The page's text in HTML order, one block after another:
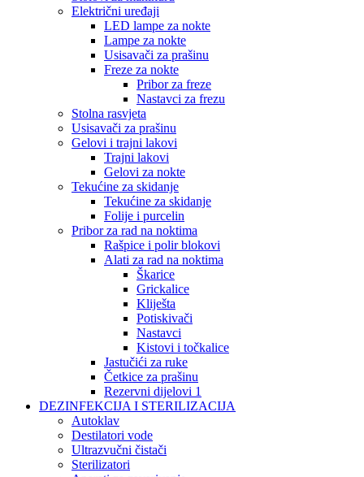
Električni uređaji
LED lampe za nokte
Lampe za nokte
Usisavači za prašinu
Freze za nokte
Pribor za freze
Nastavci za frezu
Stolna rasvjeta
Usisavači za prašinu
Gelovi i trajni lakovi
Trajni lakovi
Gelovi za nokte
Tekućine za skidanje
Tekućine za skidanje
Folije i purcelin
Pribor za rad na noktima
Rašpice i polir blokovi
Alati za rad na noktima
Škarice
Grickalice
Kliješta
Potiskivači
Nastavci
Kistovi i točkalice
Jastučići za ruke
Četkice za prašinu
Rezervni dijelovi 1
DEZINFEKCIJA I STERILIZACIJA
Autoklav
Destilatori vode
Ultrazvučni čistači
Sterilizatori